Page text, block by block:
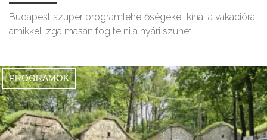
Budapest szuper programlehetőségeket kínál a vakációra,
amikkel izgalmasan fog telni a nyári szünet.
PROGRAMOK